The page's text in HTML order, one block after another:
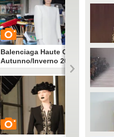
Balenciaga Haute Couture
Autunno/Inverno 2025-2026
GUARDA
15203• di Stile e trend